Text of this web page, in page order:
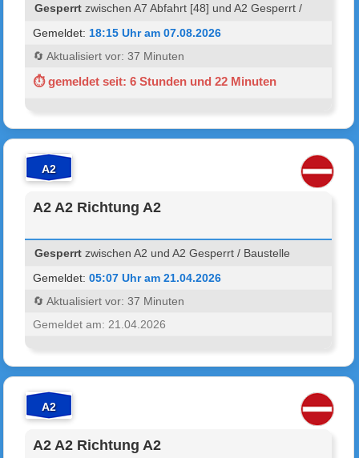
Gesperrt zwischen A7 Abfahrt [48] und A2 Gesperrt /
Gemeldet: 18:15 Uhr am 07.08.2026
🔄 Aktualisiert vor: 37 Minuten
⏱ gemeldet seit: 6 Stunden und 22 Minuten
A2
A2 A2 Richtung A2
Gesperrt zwischen A2 und A2 Gesperrt / Baustelle
Gemeldet:05:07 Uhr am 21.04.2026
🔄 Aktualisiert vor: 37 Minuten
Gemeldet am: 21.04.2026
A2
A2 A2 Richtung A2